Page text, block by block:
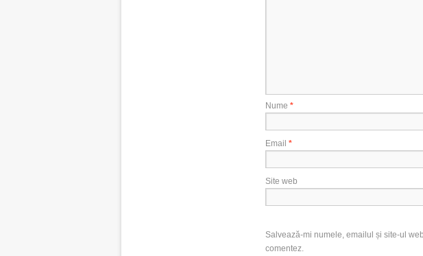
Nume *
Email *
Site web
Salvează-mi numele, emailul și site-ul
comentez.